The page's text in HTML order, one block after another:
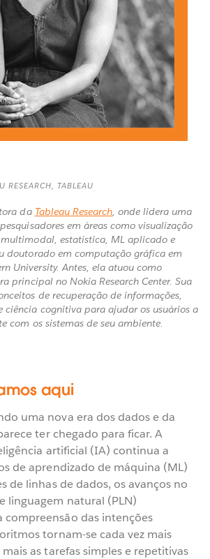
RESEARCH, TABLEAU
da Tableau Research, onde lidera uma
em áreas como visualização
estatística, ML aplicado e
doutorado em computação gráfica em
University. Antes, ela atuou como
principal no Nokia Research Center. Sua
de recuperação de informações,
ciência cognitiva para ajudar os usuários a
com os sistemas de seu ambiente.
aqui
uma nova era dos dados e da
ter chegado para ficar. A
artificial (IA) continua a
de aprendizado de máquina (ML)
de linhas de dados, os avanços no
linguagem natural (PLN)
compreensão das intenções
tornam-se cada vez mais
as tarefas simples e repetitivas